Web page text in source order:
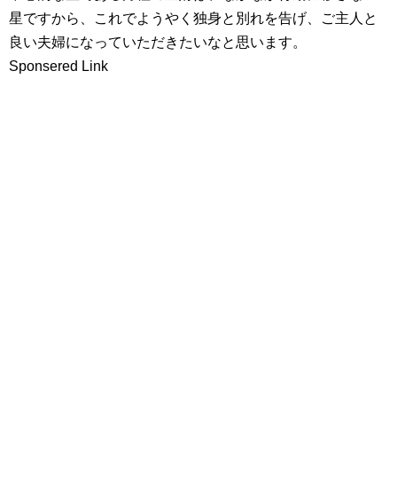
星ですから、これでようやく独身と別れを告げ、ご主人と
良い夫婦になっていただきたいなと思います。
Sponsered Link